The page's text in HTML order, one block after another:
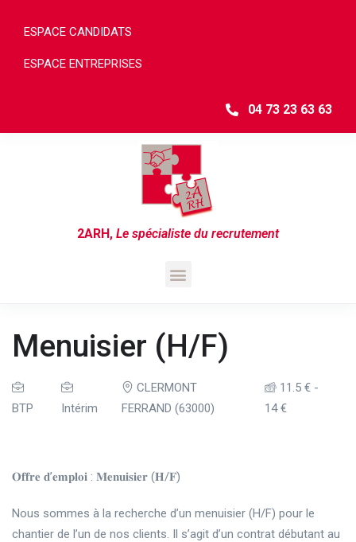
ESPACE CANDIDATS
ESPACE ENTREPRISES
04 73 23 63 63
2ARH, Le spécialiste du recrutement
Menuisier (H/F)
BTP Intérim
CLERMONT
FERRAND (63000)
11.5 € -
14 €
𝐎𝐟𝐟𝐫𝐞 𝐝’𝐞𝐦𝐩𝐥𝐨𝐢 : 𝐌𝐞𝐧𝐮𝐢𝐬𝐢𝐞𝐫 (𝐇/𝐅)
Nous sommes à la recherche d’un menuisier (H/F) pour le
chantier de l’un de nos clients. Il s’agit d’un contrat débutant au